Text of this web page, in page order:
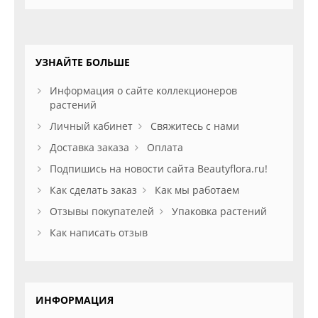
УЗНАЙТЕ БОЛЬШЕ
Информация о сайте коллекционеров
растений
Личный кабинет
Свяжитесь с нами
Доставка заказа
Оплата
Подпишись на новости сайта Beautyflora.ru!
Как сделать заказ
Как мы работаем
Отзывы покупателей
Упаковка растений
Как написать отзыв
ИНФОРМАЦИЯ